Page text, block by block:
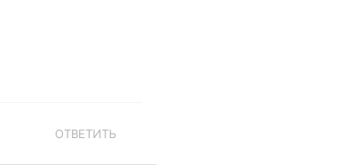
ОТВЕТИТЬ